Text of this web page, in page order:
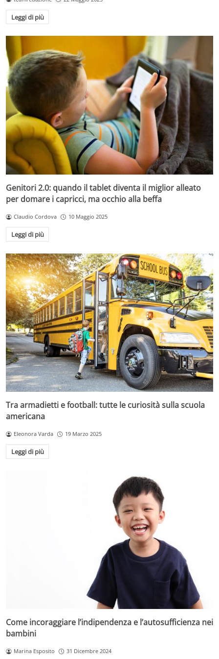
Leggi di più
Genitori 2.0: quando il tablet diventa il miglior alleato
per domare i capricci, ma occhio alla beffa
Claudio Cordova 10 Maggio 2025
Leggi di più
Tra armadietti e football: tutte le curiosità sulla scuola
americana
Eleonora Varda 19 Marzo 2025
Leggi di più
Come incoraggiare l’indipendenza e l’autosufficienza nei
bambini
Marina Esposito 31 Dicembre 2024